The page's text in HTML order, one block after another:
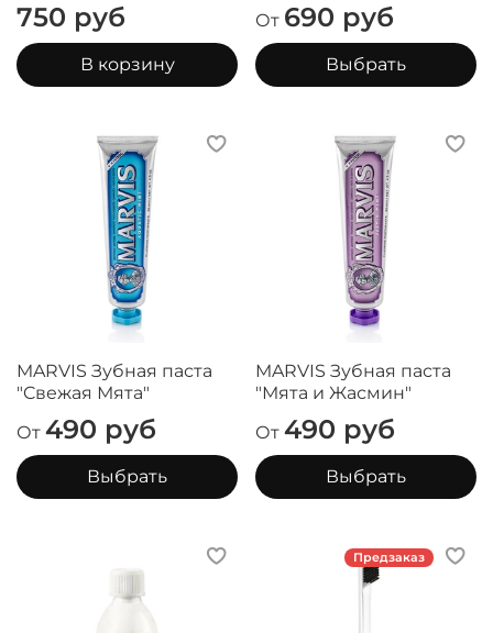
750 руб
В корзину
От 690 руб
Выбрать
MARVIS Зубная паста
"Cвежая Мята"
От 490 руб
Выбрать
MARVIS Зубная паста
"Мята и Жасмин"
От 490 руб
Выбрать
Предзаказ